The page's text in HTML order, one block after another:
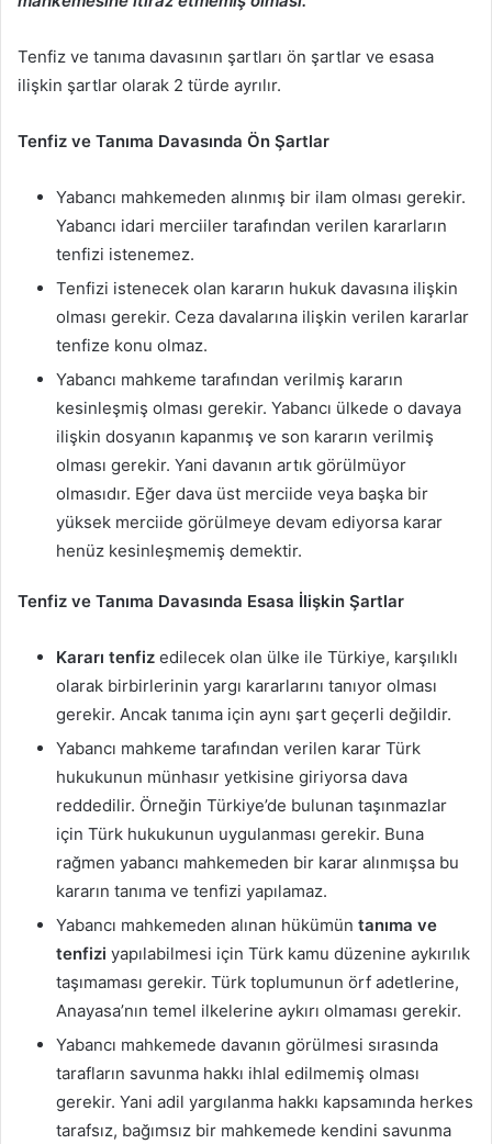
Tenfiz ve tanıma davasının şartları ön şartlar ve esasa
ilişkin şartlar olarak 2 türde ayrılır.
Tenfiz ve Tanıma Davasında Ön Şartlar
Yabancı mahkemeden alınmış bir ilam olması gerekir.
Yabancı idari merciiler tarafından verilen kararların
tenfizi istenemez.
Tenfizi istenecek olan kararın hukuk davasına ilişkin
olması gerekir. Ceza davalarına ilişkin verilen kararlar
tenfize konu olmaz.
Yabancı mahkeme tarafından verilmiş kararın
kesinleşmiş olması gerekir. Yabancı ülkede o davaya
ilişkin dosyanın kapanmış ve son kararın verilmiş
olması gerekir. Yani davanın artık görülmüyor
olmasıdır. Eğer dava üst merciide veya başka bir
yüksek merciide görülmeye devam ediyorsa karar
henüz kesinleşmemiş demektir.
Tenfiz ve Tanıma Davasında Esasa İlişkin Şartlar
Kararı tenfiz edilecek olan ülke ile Türkiye, karşılıklı
olarak birbirlerinin yargı kararlarını tanıyor olması
gerekir. Ancak tanıma için aynı şart geçerli değildir.
Yabancı mahkeme tarafından verilen karar Türk
hukukunun münhasır yetkisine giriyorsa dava
reddedilir. Örneğin Türkiye’de bulunan taşınmazlar
için Türk hukukunun uygulanması gerekir. Buna
rağmen yabancı mahkemeden bir karar alınmışsa bu
kararın tanıma ve tenfizi yapılamaz.
Yabancı mahkemeden alınan hükümün tanıma ve
tenfizi yapılabilmesi için Türk kamu düzenine aykırılık
taşımaması gerekir. Türk toplumunun örf adetlerine,
Anayasa’nın temel ilkelerine aykırı olmaması gerekir.
Yabancı mahkemede davanın görülmesi sırasında
tarafların savunma hakkı ihlal edilmemiş olması
gerekir. Yani adil yargılanma hakkı kapsamında herkes
tarafsız, bağımsız bir mahkemede kendini savunma